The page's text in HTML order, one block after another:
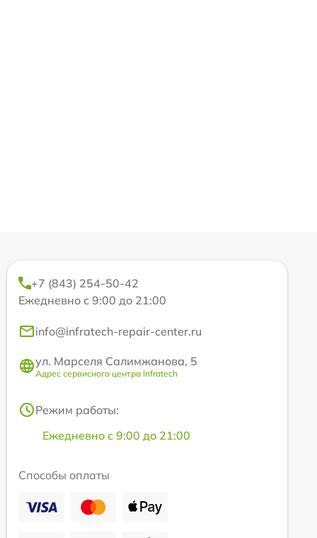
+7 (843) 254-50-42
Ежедневно с 9:00 до 21:00
info@infratech-repair-center.ru
ул. Марселя Салимжанова, 5
Адрес сервисного центра Infratech
Режим работы:
Ежедневно с 9:00 до 21:00
Способы оплаты